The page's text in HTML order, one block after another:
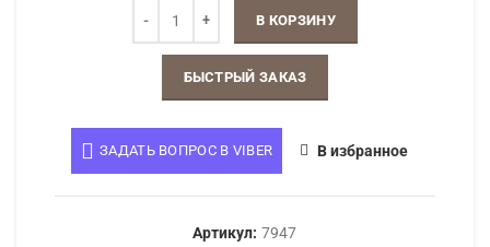
В КОРЗИНУ
БЫСТРЫЙ ЗАКАЗ
ЗАДАТЬ ВОПРОС В VIBER В избранное
Артикул: 7947